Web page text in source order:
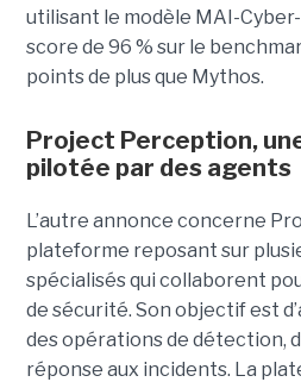
utilisant le modèle MAI-
score de 96 % sur le
points de plus que Mythos.
Project Perception,
pilotée par des agents
L’autre annonce concerne
plateforme reposant sur
spécialisés qui collaborent
de sécurité. Son objectif est
des opérations de détection,
réponse aux incidents. La